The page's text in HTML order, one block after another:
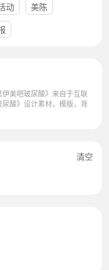
动
美陈
美吧玻尿酸》来自于互联
酸》设计素材，模版，背
清空